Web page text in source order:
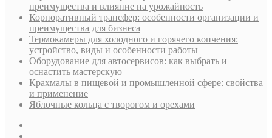
преимущества и влияние на урожайность
Корпоративный трансфер: особенности организации и
преимущества для бизнеса
Термокамеры для холодного и горячего копчения:
устройство, виды и особенности работы
Оборудование для автосервисов: как выбрать и
оснастить мастерскую
Крахмалы в пищевой и промышленной сфере: свойства
и применение
Яблочные кольца с творогом и орехами